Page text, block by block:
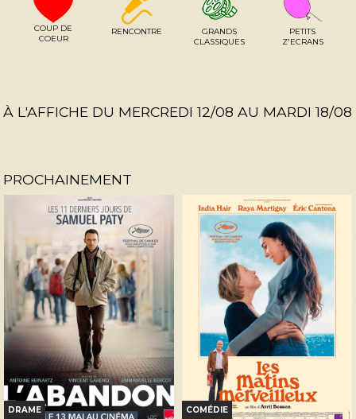
COUP DE
COEUR
RENCONTRE
GRANDS
CLASSIQUES
PETITS
Z'ECRANS
À L'AFFICHE DU MERCREDI 12/08 AU MARDI 18/08
PROCHAINEMENT
DRAME COMÉDIE